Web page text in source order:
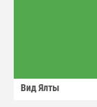
Вид Ялты